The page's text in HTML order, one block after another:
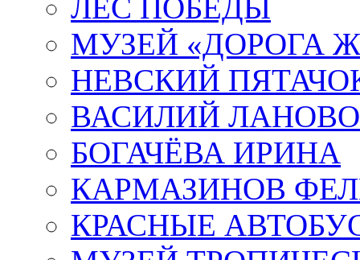
ЛЕС ПОБЕДЫ
МУЗЕЙ «ДОРОГА
НЕВСКИЙ
ВАСИЛИЙ
БОГАЧЁВА ИРИНА
КАРМАЗИНОВ
КРАСНЫЕ